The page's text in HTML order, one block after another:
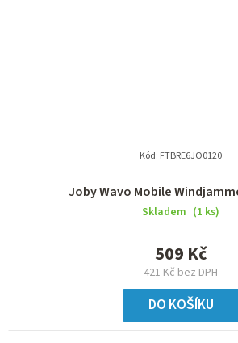
Joby Wavo Mobile
Skladem (1 ks)
421 Kč bez DPH
509 Kč
DO KOŠÍKU
Kód: FTBRE6JO0120